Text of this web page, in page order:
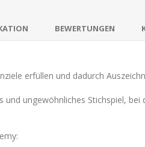
BEWERTUNGEN
erfüllen und dadurch
und ungewöhnliches Stichspiel,